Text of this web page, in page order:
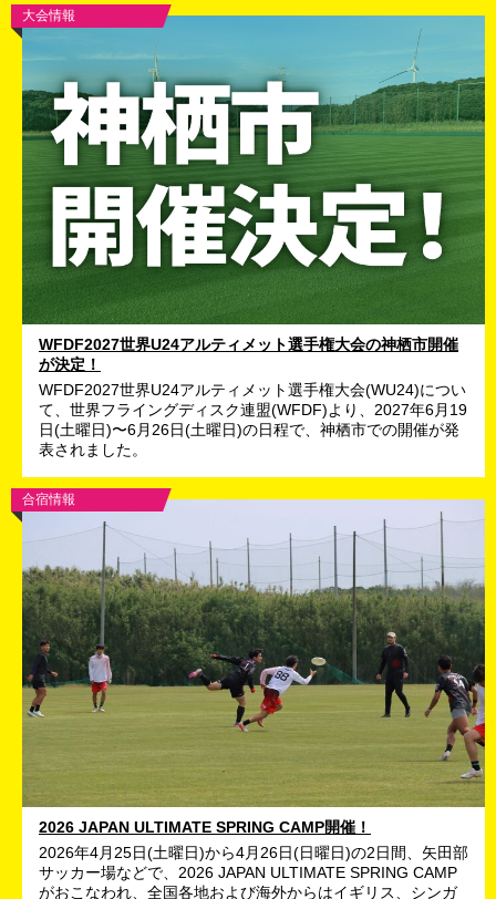
大会情報
WFDF2027世界U24アルティメット選手権大会の神栖市開催
が決定！
WFDF2027世界U24アルティメット選手権大会(WU24)につい
て、世界フライングディスク連盟(WFDF)より、2027年6月19
日(土曜日)〜6月26日(土曜日)の日程で、神栖市での開催が発
表されました。
合宿情報
2026 JAPAN ULTIMATE SPRING CAMP開催！
2026年4月25日(土曜日)から4月26日(日曜日)の2日間、矢田部
サッカー場などで、2026 JAPAN ULTIMATE SPRING CAMP
がおこなわれ、全国各地および海外からはイギリス、シンガ